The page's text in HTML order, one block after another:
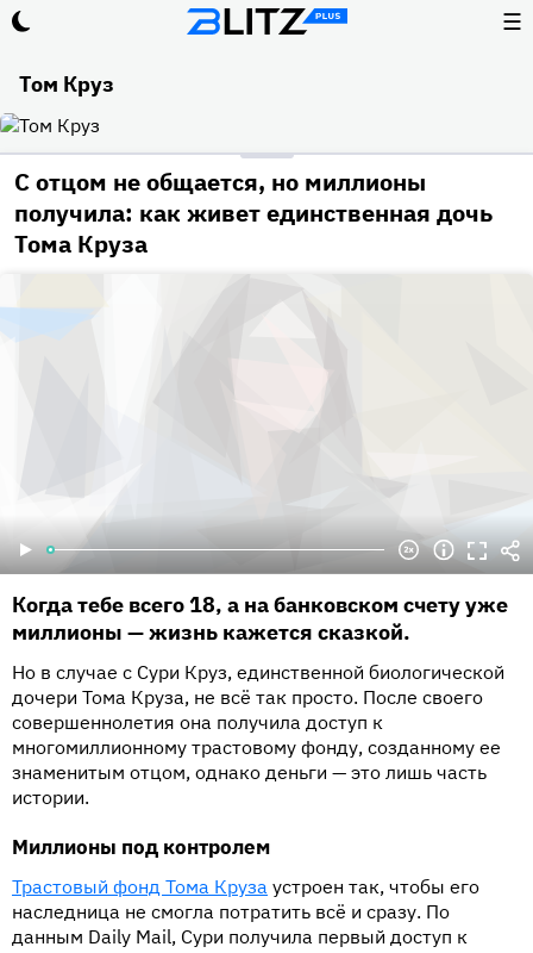
☰
Том Круз
С отцом не общается, но миллионы
получила: как живет единственная дочь
Тома Круза
Когда тебе всего 18, а на банковском счету уже
миллионы — жизнь кажется сказкой.
Но в случае с Сури Круз, единственной биологической
дочери Тома Круза, не всё так просто. После своего
совершеннолетия она получила доступ к
многомиллионному трастовому фонду, созданному ее
знаменитым отцом, однако деньги — это лишь часть
истории.
Миллионы под контролем
Трастовый фонд Тома Круза устроен так, чтобы его
наследница не смогла потратить всё и сразу. По
данным Daily Mail, Сури получила первый доступ к